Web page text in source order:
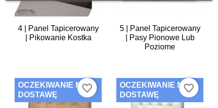
4 | Panel Tapicerowany
| Pikowanie Kostka
5 | Panel Tapicerowany
| Pasy Pionowe Lub
Poziome
OCZEKIWANIE NA
DOSTAWĘ
favorite_border
OCZEKIWANIE NA
DOSTAWĘ
favorite_border